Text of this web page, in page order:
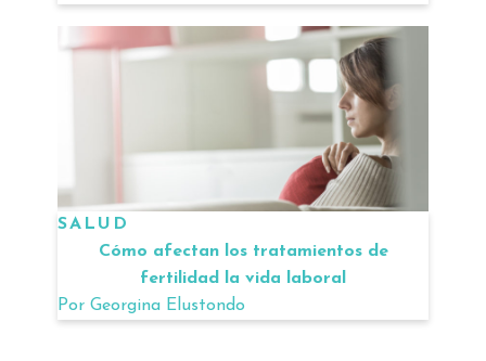
SALUD
Cómo afectan los tratamientos de
fertilidad la vida laboral
Por Georgina Elustondo